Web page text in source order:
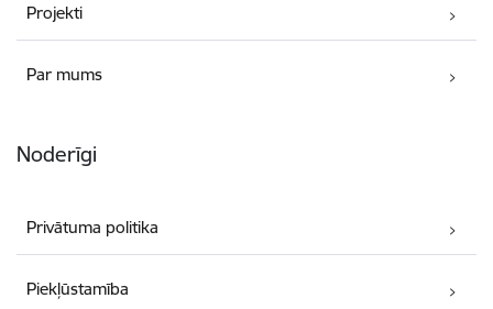
Projekti
Par mums
Noderīgi
Privātuma politika
Piekļūstamība